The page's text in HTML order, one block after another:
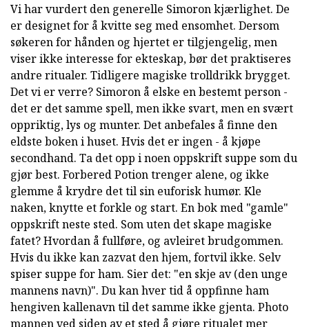
Vi har vurdert den generelle Simoron kjærlighet. De
er designet for å kvitte seg med ensomhet. Dersom
søkeren for hånden og hjertet er tilgjengelig, men
viser ikke interesse for ekteskap, bør det praktiseres
andre ritualer. Tidligere magiske trolldrikk brygget.
Det vi er verre? Simoron å elske en bestemt person -
det er det samme spell, men ikke svart, men en svært
oppriktig, lys og munter. Det anbefales å finne den
eldste boken i huset. Hvis det er ingen - å kjøpe
secondhand. Ta det opp i noen oppskrift suppe som du
gjør best. Forbered Potion trenger alene, og ikke
glemme å krydre det til sin euforisk humør. Kle
naken, knytte et forkle og start. En bok med "gamle"
oppskrift neste sted. Som uten det skape magiske
fatet? Hvordan å fullføre, og avleiret brudgommen.
Hvis du ikke kan zazvat den hjem, fortvil ikke. Selv
spiser suppe for ham. Sier det: "en skje av (den unge
mannens navn)". Du kan hver tid å oppfinne ham
hengiven kallenavn til det samme ikke gjenta. Photo
mannen ved siden av et sted å gjøre ritualet mer